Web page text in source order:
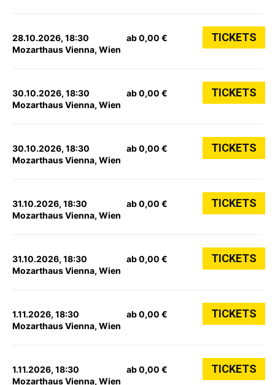
28.10.2026, 18:30
Mozarthaus Vienna, Wien
ab 0,00 € TICKETS
30.10.2026, 18:30
Mozarthaus Vienna, Wien
ab 0,00 € TICKETS
30.10.2026, 18:30
Mozarthaus Vienna, Wien
ab 0,00 € TICKETS
31.10.2026, 18:30
Mozarthaus Vienna, Wien
ab 0,00 € TICKETS
31.10.2026, 18:30
Mozarthaus Vienna, Wien
ab 0,00 € TICKETS
1.11.2026, 18:30
Mozarthaus Vienna, Wien
ab 0,00 € TICKETS
1.11.2026, 18:30
Mozarthaus Vienna, Wien
ab 0,00 € TICKETS